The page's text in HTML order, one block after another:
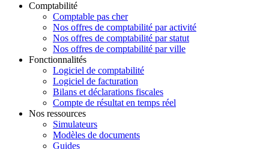
Comptabilité
Comptable pas cher
Nos offres de comptabilité par activité
Nos offres de comptabilité par statut
Nos offres de comptabilité par ville
Fonctionnalités
Logiciel de comptabilité
Logiciel de facturation
Bilans et déclarations fiscales
Compte de résultat en temps réel
Nos ressources
Simulateurs
Modèles de documents
Guides